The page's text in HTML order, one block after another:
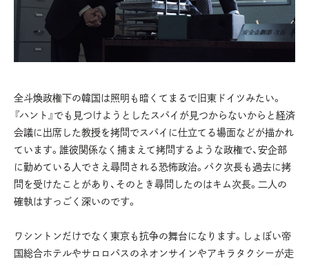
全斗煥政権下の韓国は照明も暗くてまるで旧東ドイツみたい。
『ハント』でも見つけようとしたスパイが見つからないからと経済
会議に出席した教授を拷問でスパイに仕立てる場面などが描かれ
ています。誰彼関係なく捕まえて拷問するような政権で、安企部
に勤めている人でさえ尋問される恐怖政治。パク次長も過去に拷
問を受けたことがあり、そのとき尋問したのはキム次長。二人の
確執はすっごく深いのです。
ワシントンだけでなく東京も抗争の舞台になります。しょぼい帝
国総合ホテルやサロロパスのネオンサインやアキラタクシーが走